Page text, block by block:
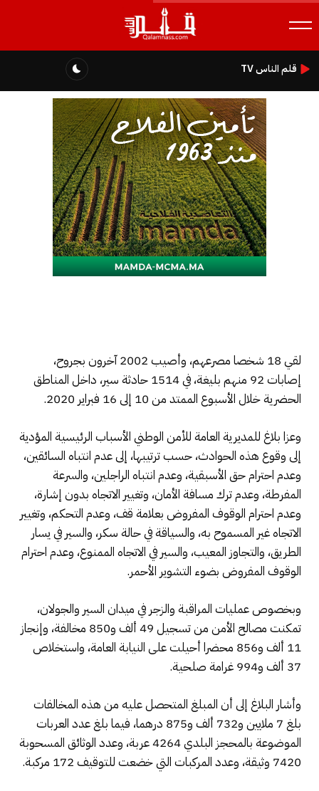
قلم الناس TV
لقي 18 شخصا مصرعهم، وأصيب 2002 آخرون بجروح،
إصابات 92 منهم بليغة، في 1514 حادثة سير، داخل المناطق
الحضرية خلال الأسبوع الممتد من 10 إلى 16 فبراير 2020.
وعزا بلاغ للمديرية العامة للأمن الوطني الأسباب الرئيسية المؤدية
إلى وقوع هذه الحوادث، حسب ترتيبها، إلى عدم انتباه السائقين،
وعدم احترام حق الأسبقية، وعدم انتباه الراجلين، والسرعة
المفرطة، وعدم ترك مسافة الأمان، وتغيير الاتجاه بدون إشارة،
وعدم احترام الوقوف المفروض بعلامة قف، وعدم التحكم، وتغيير
الاتجاه غير المسموح به، والسياقة في حالة سكر، والسير في يسار
الطريق، والتجاوز المعيب، والسير في الاتجاه الممنوع، وعدم احترام
الوقوف المفروض بضوء التشوير الأحمر.
وبخصوص عمليات المراقبة والزجر في ميدان السير والجولان،
تمكنت مصالح الأمن من تسجيل 49 ألف و850 مخالفة، وإنجاز
11 ألف و856 محضرا أحيلت على النيابة العامة، واستخلاص
37 ألف و994 غرامة صلحية.
وأشار البلاغ إلى أن المبلغ المتحصل عليه من هذه المخالفات
بلغ 7 ملايين و732 ألف و875 درهما، فيما بلغ عدد العربات
الموضوعة بالمحجز البلدي 4264 عربة، وعدد الوثائق المسحوبة
7420 وثيقة، وعدد المركبات التي خضعت للتوقيف 172 مركبة.